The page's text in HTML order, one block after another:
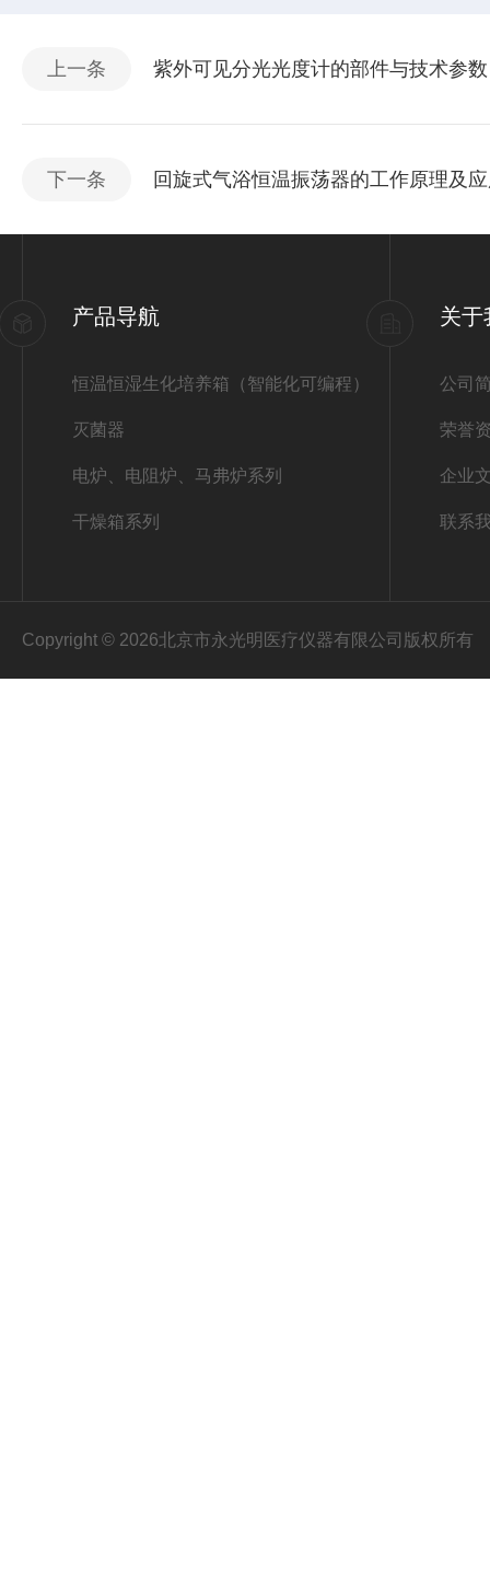
上一条 紫外可见分光光度计的部件与技术参数
下一条 回旋式气浴恒温振荡器的工作原理及
产品导航
恒温恒湿生化培养箱（智能化可编程）
灭菌器
电炉、电阻炉、马弗炉系列
干燥箱系列
关于
公司
荣誉
企业
联系
Copyright © 2026北京市永光明医疗仪器有限公司版权所有